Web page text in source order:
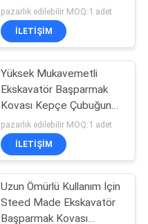
Başparmak Ataşmanı
pazarlık edilebilir MOQ:1 adet
İLETIŞIM
Yüksek Mukavemetli
Ekskavatör Başparmak
Kovası Kepçe Çubuğuna
Hızlı Kolay Kurulum
pazarlık edilebilir MOQ:1 adet
İLETIŞIM
Uzun Ömürlü Kullanım İçin
Steed Made Ekskavatör
Başparmak Kovası